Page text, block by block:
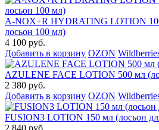
A-NOX+R HYDRATING LOTION
лосьон 100 мл)
4 100 руб.
Добавить в корзину OZON
AZULENE FACE LOTION 500 мл
2 380 руб.
Добавить в корзину OZON
FUSION3 LOTION 150 мл (лосьон